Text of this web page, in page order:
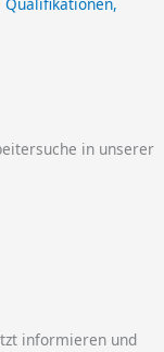
in unserer
informieren und